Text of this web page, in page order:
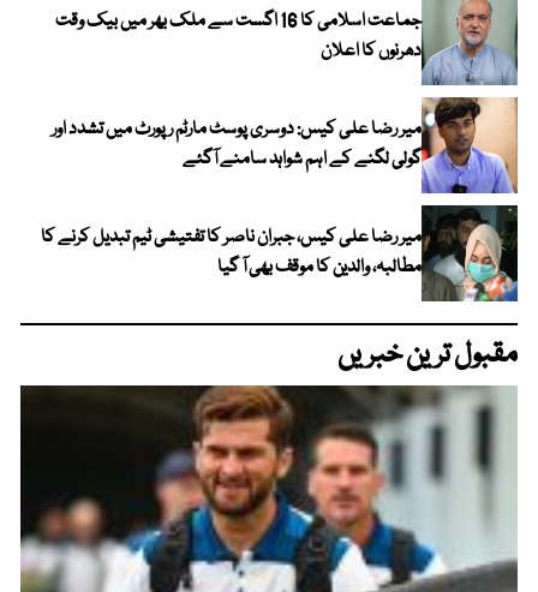
جماعت اسلامی کا 16 اگست سے ملک بھر میں بیک وقت
دھرنوں کا اعلان
میر رضا علی کیس: دوسری پوسٹ مارٹم رپورٹ میں تشدد اور
گولی لگنے کے اہم شواہد سامنے آگئے
میر رضا علی کیس، جبران ناصر کا تفتیشی ٹیم تبدیل کرنے کا
مطالبہ، والدین کا موقف بھی آ گیا
مقبول ترین خبریں